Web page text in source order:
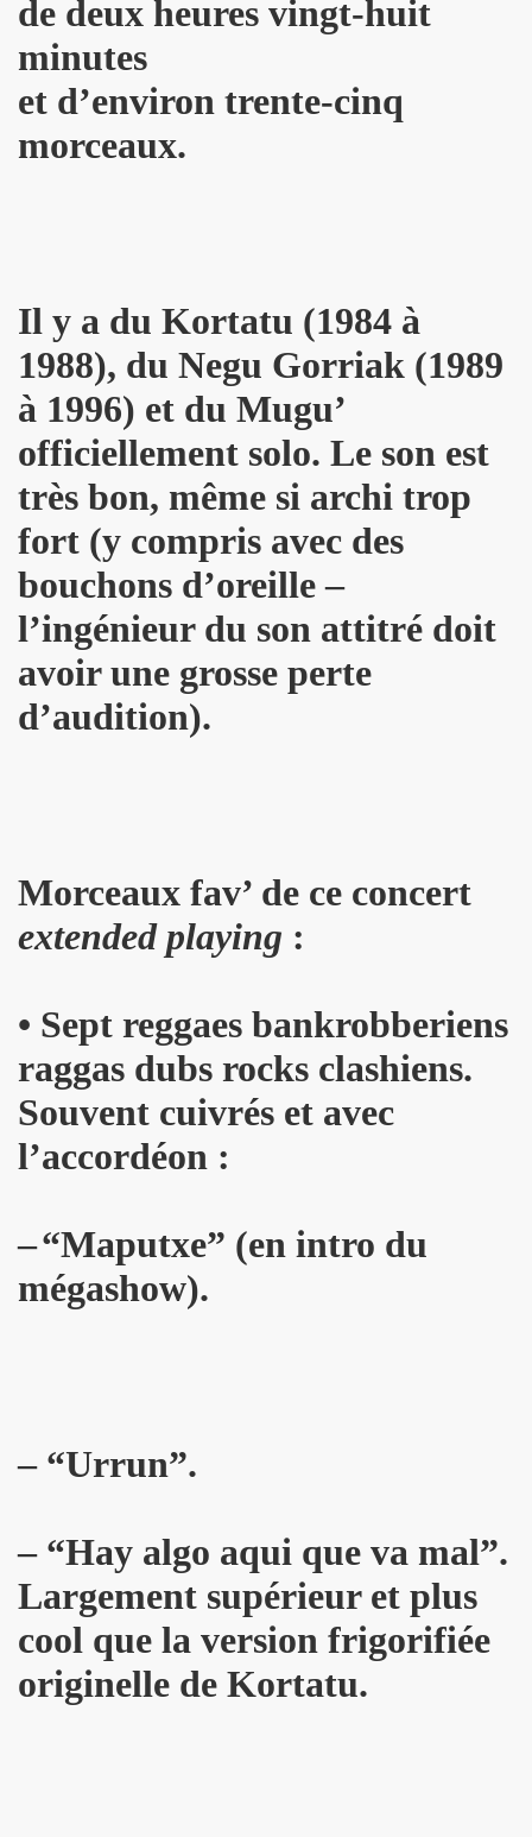
de deux heures vingt-huit
minutes
et d’environ trente-cinq
morceaux.
Il y a du Kortatu (1984 à
1988), du Negu Gorriak (1989
à 1996) et du Mugu’
officiellement solo. Le son est
très bon, même si archi trop
fort (y compris avec des
bouchons d’oreille –
l’ingénieur du son attitré doit
avoir une grosse perte
d’audition).
Morceaux fav’ de ce concert
extended playing :
• Sept reggaes bankrobberiens
raggas dubs rocks clashiens.
Souvent cuivrés et avec
l’accordéon :
–“Maputxe” (en intro du
mégashow).
– “Urrun”.
– “Hay algo aqui que va mal”.
Largement supérieur et plus
cool que la version frigorifiée
originelle de Kortatu.
12 octobre 2023 a Paris pour la promotion de l album
2022, film de GERARD KRAWCZYK, avec PAULINE
le 10 mars 2022 aux Disquaires, les 23 et 30 avril 2023
("Start Walkin' 1965-1976"), le 17 avril 2005 au Grand
concerts "SUPERLUNE", le 3 juin 2022 au New
13 octobre 2022 a l'Olympia (Paris) + l'album "TEATRO
11 novembre 2022 a Paris pour l enregistrement de
le 21 mai 2022 au Zenith (Paris) : compte rendu
au 11 juin 2022 a Paris.
au 4 avril 2022 a Paris pour l enregistrement de deux
l album "SUPER LUNE", le 11 decembre 2021 a l
(piano), concerts "Dans la peau" les 5 et 6 octobre
Berlin"), premier concert avec public du
avec ALEXANDRE WETTER : chronique detaillee.
(2016) de DR JOHN COOPER CLARKE et HUGH
BENJAMIN SIKSOU dans "LES SOULIERS
d'ICI PARIS : chronique detaillee.
FAMILY les 19 et 20 decembre 2019 a La
VICTOR dans "Tribu Move" (octobre 2019) pour
dans "ROCKFOLKsvp" (novembre 2019), par
de MARIE FRANCE par JEAN WILLIAM
textes de PATRICK LOISEAU, produit par RENAUD) de
album "Tendre assassine" dans le mensuel "Causeur"